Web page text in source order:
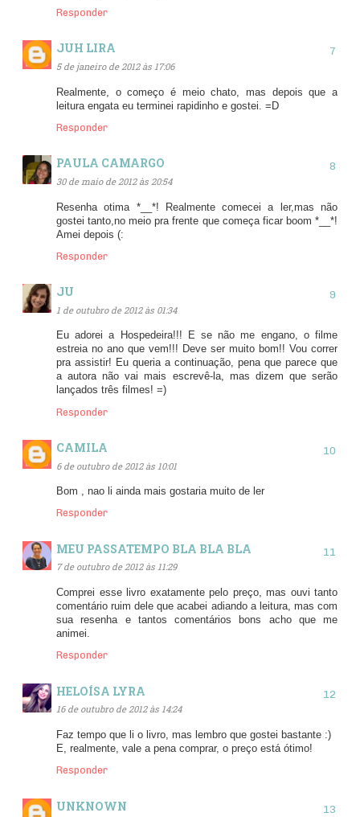
Responder
JUH LIRA
5 de janeiro de 2012 às 17:06
Realmente, o começo é meio chato, mas depois que a
leitura engata eu terminei rapidinho e gostei. =D
Responder
PAULA CAMARGO
30 de maio de 2012 às 20:54
Resenha otima *__*! Realmente comecei a ler,mas não
gostei tanto,no meio pra frente que começa ficar boom *__*!
Amei depois (:
Responder
JU
1 de outubro de 2012 às 01:34
Eu adorei a Hospedeira!!! E se não me engano, o filme
estreia no ano que vem!!! Deve ser muito bom!! Vou correr
pra assistir! Eu queria a continuação, pena que parece que
a autora não vai mais escrevê-la, mas dizem que serão
lançados três filmes! =)
Responder
CAMILA
6 de outubro de 2012 às 10:01
Bom , nao li ainda mais gostaria muito de ler
Responder
MEU PASSATEMPO BLA BLA BLA
7 de outubro de 2012 às 11:29
Comprei esse livro exatamente pelo preço, mas ouvi tanto
comentário ruim dele que acabei adiando a leitura, mas com
sua resenha e tantos comentários bons acho que me
animei.
Responder
HELOÍSA LYRA
16 de outubro de 2012 às 14:24
Faz tempo que li o livro, mas lembro que gostei bastante :)
E, realmente, vale a pena comprar, o preço está ótimo!
Responder
UNKNOWN